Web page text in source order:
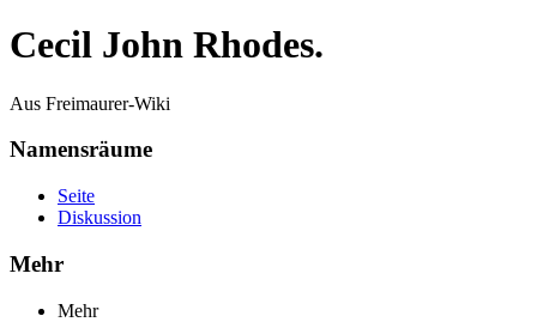
Cecil John Rhodes.
Aus Freimaurer-Wiki
Namensräume
Seite
Diskussion
Mehr
Mehr